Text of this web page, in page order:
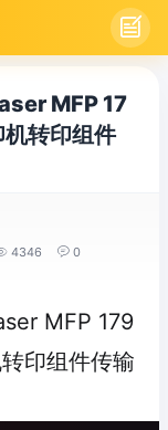

MFP 17
转印组件
4346  0
MFP 179
印组件传输